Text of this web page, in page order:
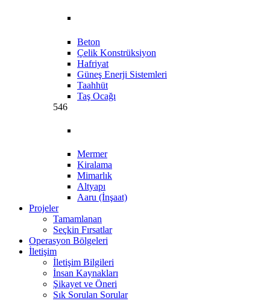
Beton
Çelik Konstrüksiyon
Hafriyat
Güneş Enerji Sistemleri
Taahhüt
Taş Ocağı
546
Mermer
Kiralama
Mimarlık
Altyapı
Aaru (İnşaat)
Projeler
Tamamlanan
Seçkin Fırsatlar
Operasyon Bölgeleri
İletişim
İletişim Bilgileri
İnsan Kaynakları
Şikayet ve Öneri
Sık Sorulan Sorular